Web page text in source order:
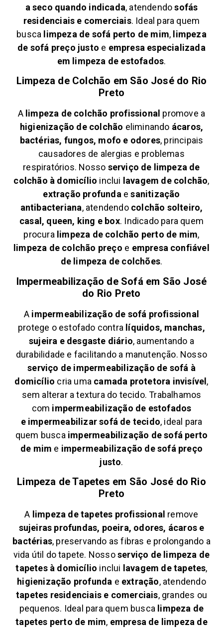
a seco quando indicada, atendendosofás
residenciais e comerciais. Ideal para quem
busca limpeza de sofá perto de mim, limpeza
de sofá preço justo e empresa especializada
em limpeza de estofados.
Limpeza de Colchão em São José do Rio
Preto
A limpeza de colchão profissional promove a
higienização de colchão eliminando ácaros,
bactérias, fungos, mofo e odores, principais
causadores de alergias e problemas
respiratórios. Nosso serviço de limpeza de
colchão à domicílio inclui lavagem de colchão,
extração profunda esanitização
antibacteriana, atendendo colchão solteiro,
casal, queen, king e box. Indicado para quem
procura limpeza de colchão perto de mim,
limpeza de colchão preço e empresa confiável
de limpeza de colchões.
Impermeabilização de Sofá em São José
do Rio Preto
A impermeabilização de sofá profissional
protege o estofado contra líquidos, manchas,
sujeira e desgaste diário, aumentando a
durabilidade e facilitando a manutenção. Nosso
serviço de impermeabilização de sofá à
domicílio cria uma camada protetora invisível,
sem alterar a textura do tecido. Trabalhamos
com impermeabilização de estofados
e impermeabilizar sofá de tecido, ideal para
quem busca impermeabilização de sofá perto
de mim e impermeabilização de sofá preço
justo.
Limpeza de Tapetes em São José do Rio
Preto
A limpeza de tapetes profissional remove
sujeiras profundas, poeira, odores, ácaros e
bactérias, preservando as fibras e prolongando a
vida útil do tapete. Nossoserviço de limpeza de
tapetes à domicílio inclui lavagem de tapetes,
higienização profunda e extração, atendendo
tapetes residenciais e comerciais, grandes ou
pequenos. Ideal para quem busca limpeza de
tapetes perto de mim, empresa de limpeza de